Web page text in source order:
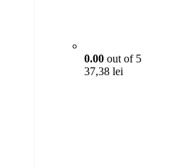
0.00 out of 5
37,38 lei